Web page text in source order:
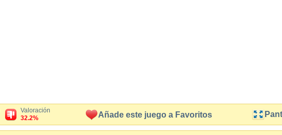
Valoración
32.2%
Añade este juego a Favoritos